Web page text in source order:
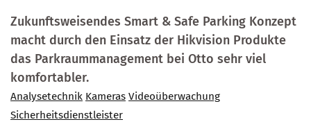
Zukunftsweisendes Smart & Safe Parking Konzept
macht durch den Einsatz der Hikvision Produkte
das Parkraummanagement bei Otto sehr viel
komfortabler.
Analysetechnik Kameras Videoüberwachung
Sicherheitsdienstleister